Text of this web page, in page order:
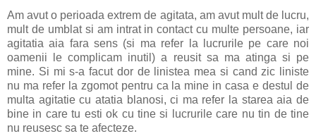
Am avut o perioada extrem de agitata, am avut mult de lucru,
mult de umblat si am intrat in contact cu multe persoane, iar
agitatia aia fara sens (si ma refer la lucrurile pe care noi
oamenii le complicam inutil) a reusit sa ma atinga si pe
mine. Si mi s-a facut dor de linistea mea si cand zic liniste
nu ma refer la zgomot pentru ca la mine in casa e destul de
multa agitatie cu atatia blanosi, ci ma refer la starea aia de
bine in care tu esti ok cu tine si lucrurile care nu tin de tine
nu reusesc sa te afecteze.